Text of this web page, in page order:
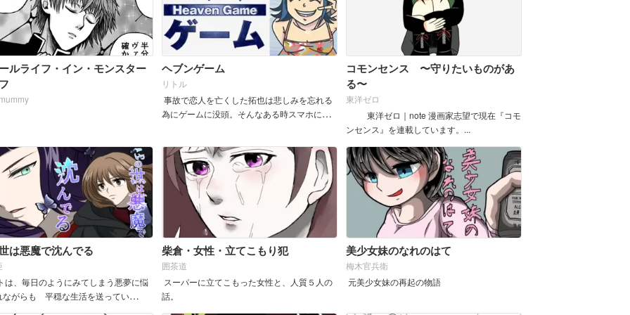
ルライフ・イン・モンスター
ヘブンゲーム
リトル
事故で恋人を亡くした拓也は悲しみを忘れる
為にゲームに没頭。そんなある時スマホに舞
コモンセンス 〜守りたいものがあ
る〜
東洋ゼロ
東洋ゼロ｜note 漫画家志望で現在『コモ
ンセンス』を連載しています。...
は悪魔で沈んでる
は、毎日のようにみてしまう悪夢に悩
ながらも 平穏な生活を送ってい
柴倉・女性・立てこもり犯
囲茶道
スーパーに立てこもった女性と、人質５人の
話。
美少女妹のなれのはて
梅木官兵衛
元美少女妹の再起の物語